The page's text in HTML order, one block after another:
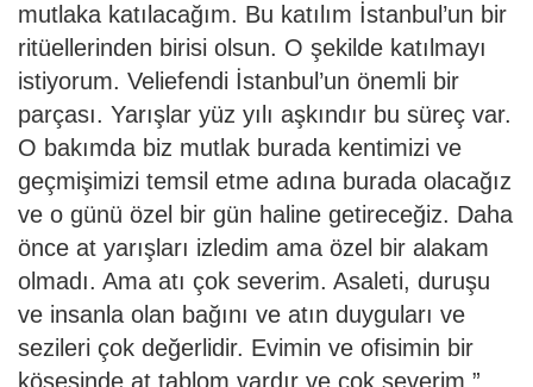
mutlaka katılacağım. Bu katılım İstanbul’un bir
ritüellerinden birisi olsun. O şekilde katılmayı
istiyorum. Veliefendi İstanbul’un önemli bir
parçası. Yarışlar yüz yılı aşkındır bu süreç var.
O bakımda biz mutlak burada kentimizi ve
geçmişimizi temsil etme adına burada olacağız
ve o günü özel bir gün haline getireceğiz. Daha
önce at yarışları izledim ama özel bir alakam
olmadı. Ama atı çok severim. Asaleti, duruşu
ve insanla olan bağını ve atın duyguları ve
sezileri çok değerlidir. Evimin ve ofisimin bir
köşesinde at tablom vardır ve çok severim.”